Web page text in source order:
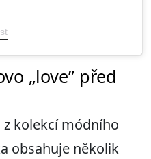
„love” před
z kolekcí módního
obsahuje několik